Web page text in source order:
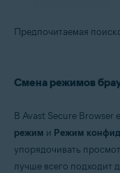
Предпочитаемая
Смена режимов
В Avast Secure Browser
режим и Режим
упорядочивать
лучше всего подходит